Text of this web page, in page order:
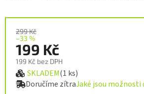
299 Kč
–33 %
199 Kč
199 Kč bez DPH
Měrná cena:
SKLADEM(1 ks)
Doručíme zítraJaké jsou možnosti